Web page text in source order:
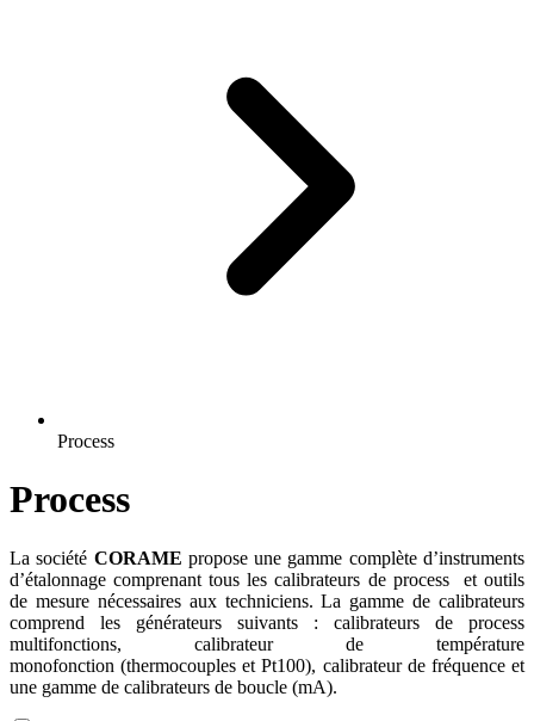
Process
Process
La société CORAME propose une gamme complète d’instruments
d’étalonnage comprenant tous les calibrateurs de process et outils
de mesure nécessaires aux techniciens. La gamme de calibrateurs
comprend les générateurs suivants : calibrateurs de process
multifonctions, calibrateur de température
monofonction (thermocouples et Pt100), calibrateur de fréquence et
une gamme de calibrateurs de boucle (mA).